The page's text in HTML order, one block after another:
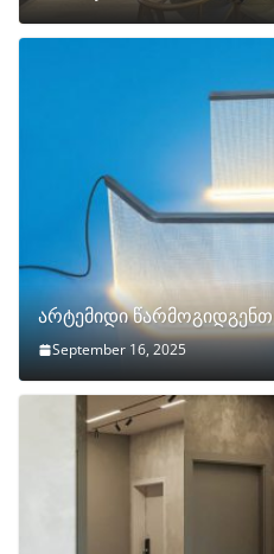
არტემიდი წარმოგიდგენთ
September 16, 2025